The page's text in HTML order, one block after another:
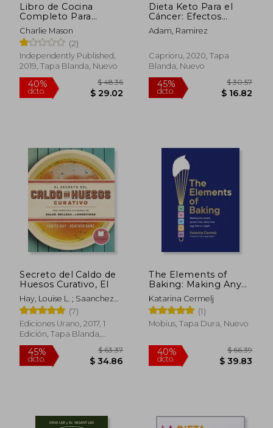
45%
dcto.
$ 45.53
Libro de Cocina
Completo Para
Diabéticos en
Español
Charlie Mason
(2)
Independently Published,
2019, Tapa Blanda, Nuevo
Dieta Keto Para el
Cáncer: Efectos
Terapéuticos de una
Dieta Baja en
Aprende a Prevenir y
a Curar el Cáncer
Adam, Ramirez
Caprioru, 2020, Tapa
Blanda, Nuevo
Secreto del Caldo de
Huesos Curativo, El
Hay, Louise L. ; Saanchez
Millet, Alicia ; Dane,
Heather
(7)
Ediciones Urano, 2017, 1
Edición, Tapa Blanda,
Nuevo
The Elements of
Baking: Making Any
Recipe Gluten-Free,
Dairy-Free, Egg-Free
or Vegan (en Inglés)
Katarina Cermelj
(1)
Mobius, Tapa Dura, Nuevo